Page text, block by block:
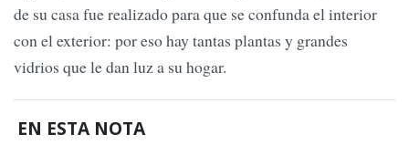
de su casa fue realizado para que se confunda el interior
con el exterior: por eso hay tantas plantas y grandes
vidrios que le dan luz a su hogar.
EN ESTA NOTA